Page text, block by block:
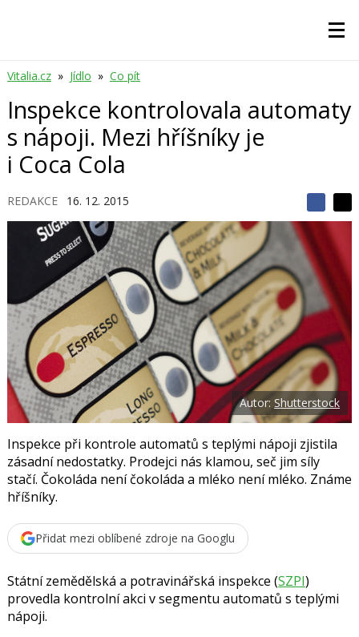
Vitalia.cz » Jídlo » Co pít
Inspekce kontrolovala automaty
s nápoji. Mezi hříšníky je
i Coca Cola
REDAKCE 16. 12. 2015
S
d
í
l
t
S
e
j
t
n
a
c
e
b
o
o
k
e
a
s
Autor:Shutterstock
Inspekce při kontrole automatů s teplými nápoji zjistila
zásadní nedostatky. Prodejci nás klamou, seč jim síly
stačí. Čokoláda není čokoláda a mléko není mléko. Známe
hříšníky.
Přidat mezi oblíbené zdroje na Googlu
Státní zemědělská a potravinářská inspekce (SZPI)
provedla kontrolní akci v segmentu automatů s teplými
nápoji.